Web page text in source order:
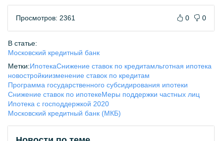
Просмотров: 2361 0 0
В статье:
Московский кредитный банк
Метки:ИпотекаСнижение ставок по кредитамльготная ипотека
новостройкиизменение ставок по кредитам
Программа государственного субсидирования ипотеки
Снижение ставок по ипотекеМеры поддержки частных лиц
Ипотека с господдержкой 2020
Московский кредитный банк (МКБ)